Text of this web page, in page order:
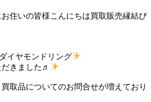
住いの皆様こんにちは買取販売縁結び
イヤモンドリング
きました♬
取品についてのお問合せが増えており